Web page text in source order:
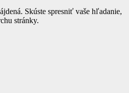
Skúste spresniť vaše hľadanie,
stránky.